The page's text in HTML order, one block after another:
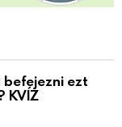
befejezni ezt
KVÍZ